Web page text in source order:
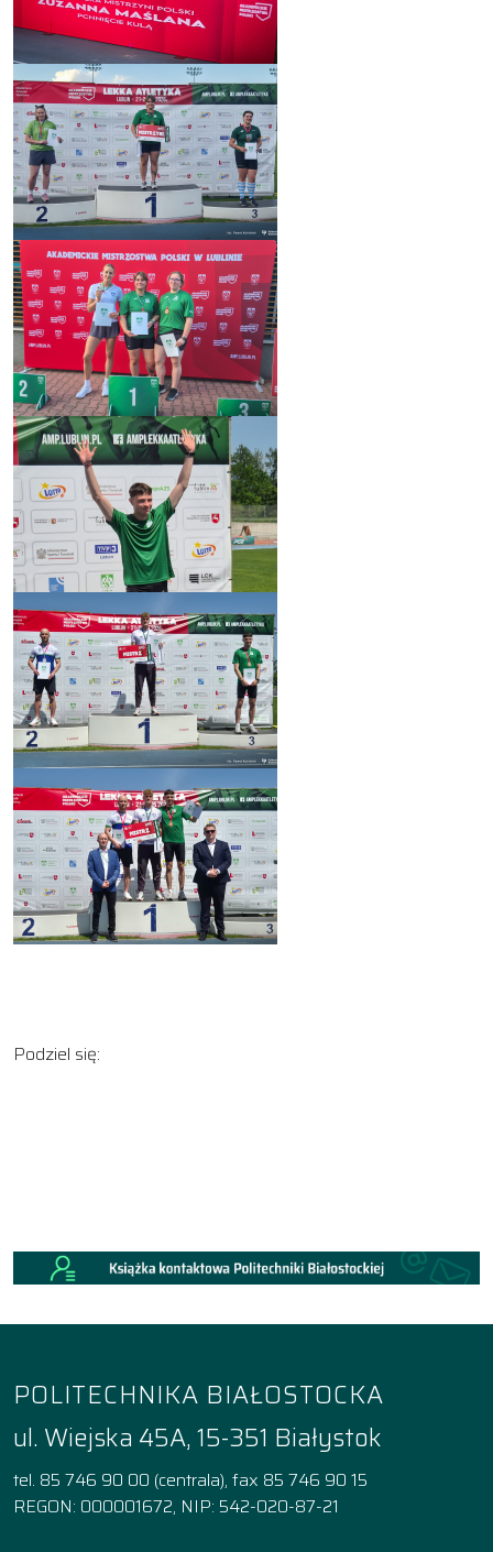
Podziel się:
POLITECHNIKA BIAŁOSTOCKA
ul. Wiejska 45A, 15-351 Białystok
tel. 85 746 90 00 (centrala), fax 85 746 90 15
REGON: 000001672, NIP: 542-020-87-21